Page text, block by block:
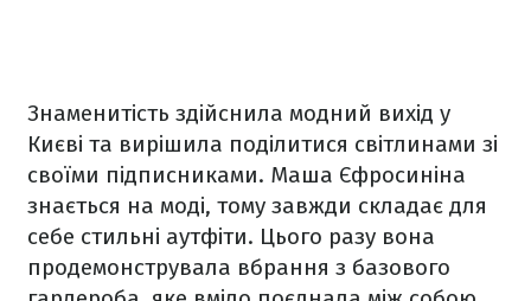
Знаменитість здійснила модний вихід у
Києві та вирішила поділитися світлинами зі
своїми підписниками. Маша Єфросиніна
знається на моді, тому завжди складає для
себе стильні аутфіти. Цього разу вона
продемонструвала вбрання з базового